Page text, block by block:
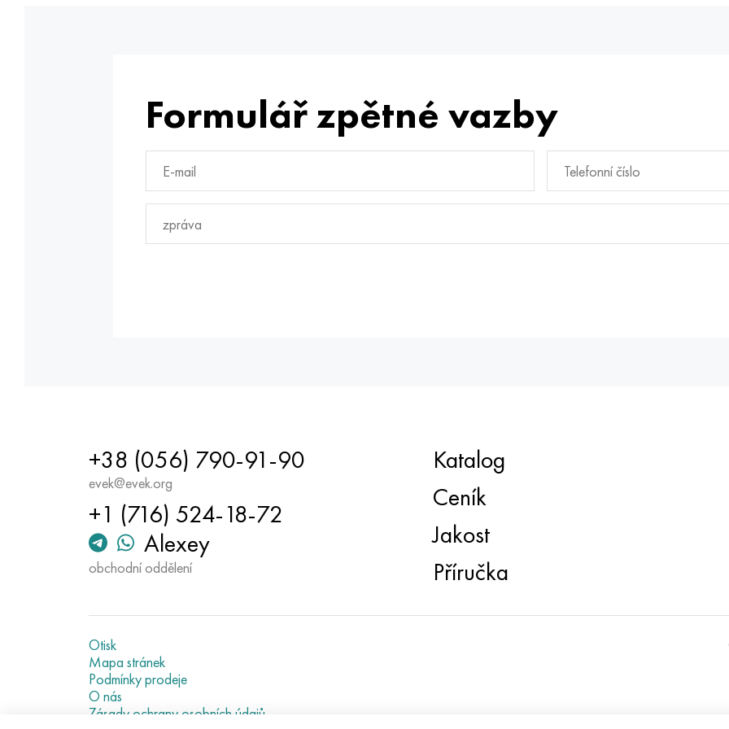
Formulář zpětné vazby
+38 (056) 790-91-90
evek@evek.org
+1 (716) 524-18-72
Alexey
obchodní oddělení
Katalog
Ceník
Jakost
Příručka
Otisk
Mapa stránek
Podmínky prodeje
O nás
Zásady ochrany osobních údajů